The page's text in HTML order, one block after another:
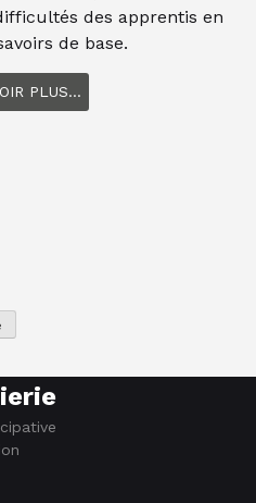
des apprentis en
de base.
PLUS...